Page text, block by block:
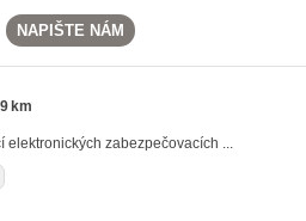
NAPIŠTE NÁM
km
elektronických zabezpečovacích ...